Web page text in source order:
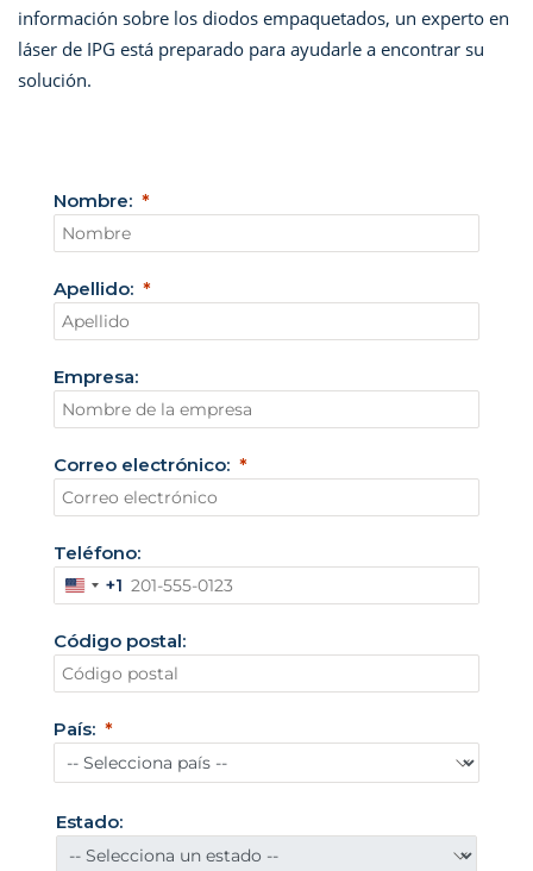
información sobre los diodos empaquetados, un experto en
láser de IPG está preparado para ayudarle a encontrar su
solución.
Nombre:
Apellido:
Empresa:
Correo electrónico:
Teléfono:
E
t
a
d
o
s
n
+1
Código postal:
País:
Estado: